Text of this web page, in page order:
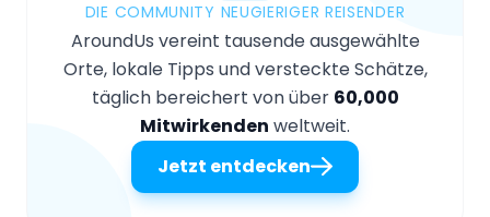
DIE COMMUNITY NEUGIERIGER REISENDER
AroundUs vereint tausende ausgewählte
Orte, lokale Tipps und versteckte Schätze,
täglich bereichert von über 60,000
Mitwirkenden weltweit.
Jetzt entdecken